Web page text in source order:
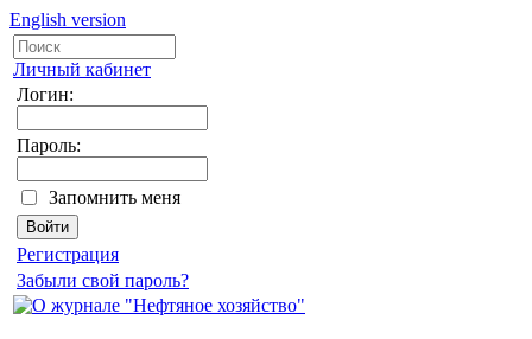
English version
Личный кабинет
Логин:
Пароль:
Запомнить меня
Регистрация
Забыли свой пароль?